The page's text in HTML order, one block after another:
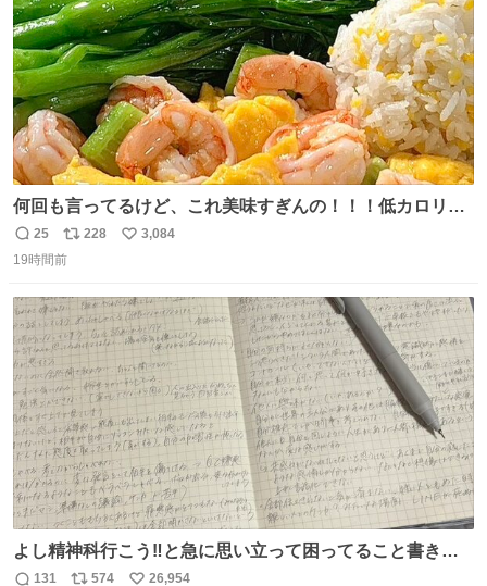
何回も言ってるけど、これ美味すぎんの！！！低カロリー
で満足感エグいから一生食べてる😭
返
信
25
リ
ポ
ト
数
228
い
数
3,084
19時間前
よし精神科行こう‼️と急に思い立って困ってること書き出
してたらペン止まらなくなってすごい勢いで埋まってワロ
131 574 26,954